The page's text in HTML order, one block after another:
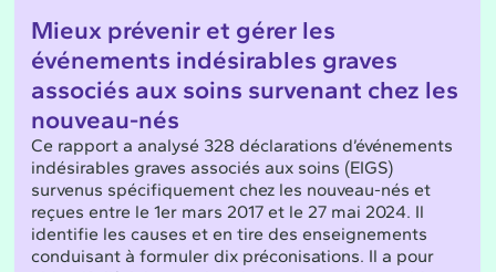
Mieux prévenir et gérer les
événements indésirables graves
associés aux soins survenant chez les
nouveau-nés
Ce rapport a analysé 328 déclarations d’événements
indésirables graves associés aux soins (EIGS)
survenus spécifiquement chez les nouveau-nés et
reçues entre le 1er mars 2017 et le 27 mai 2024. Il
identifie les causes et en tire des enseignements
conduisant à formuler dix préconisations. Il a pour